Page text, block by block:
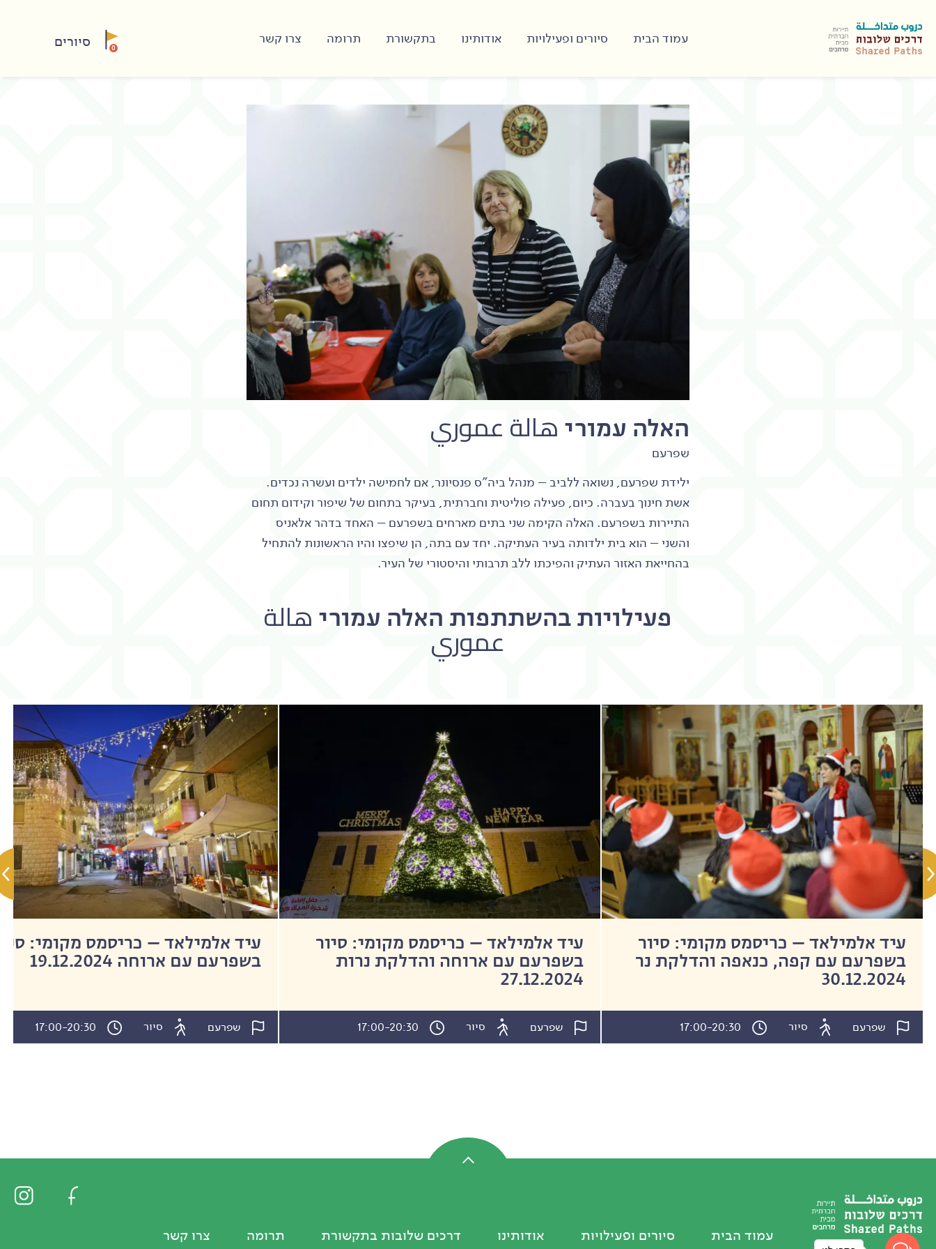
עמוד הבית סיורים ופעילויות אודותינו בתקשורת תרומה צרו קשר
0 סיורים
האלה עמורי هالة عموري
שפרעם
ילידת שפרעם, נשואה ללביב – מנהל ביה"ס פנסיונר, אם לחמישה ילדים ועשרה נכדים.
אשת חינוך בעברה. כיום, פעילה פוליטית וחברתית, בעיקר בתחום של שיפור וקידום תחום
התיירות בשפרעם. האלה הקימה שני בתים מארחים בשפרעם – האחד בדהר אלאניס
והשני – הוא בית ילדותה בעיר העתיקה. יחד עם בתה, הן שיפצו והיו הראשונות להתחיל
בהחייאת האזור העתיק והפיכתו ללב תרבותי והיסטורי של העיר.
פעילויות בהשתתפות האלה עמורי هالة
عموري
עיד אלמילאד – כריסמס מקומי: סיור
בשפרעם עם קפה, כנאפה והדלקת נר
30.12.2024
שפרעם סיור 17:00-20:30
עיד אלמילאד – כריסמס מקומי: סיור
בשפרעם עם ארוחה והדלקת נרות
27.12.2024
שפרעם סיור 17:00-20:30
עיד אלמילאד – כריסמס מקומי:
בשפרעם עם ארוחה 19.12.2024
שפרעם סיור 17:00-20:30
עמוד הבית סיורים ופעילויות אודותינו דרכים שלובות בתקשורת תרומה צרו קשר